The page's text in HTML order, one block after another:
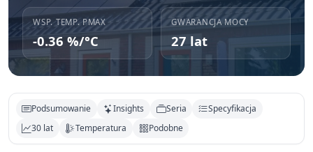
WSP. TEMP. PMAX
-0.36 %/°C
GWARANCJA MOCY
27 lat
Podsumowanie Insights Seria
Specyfikacja
30 lat
Temperatura Podobne